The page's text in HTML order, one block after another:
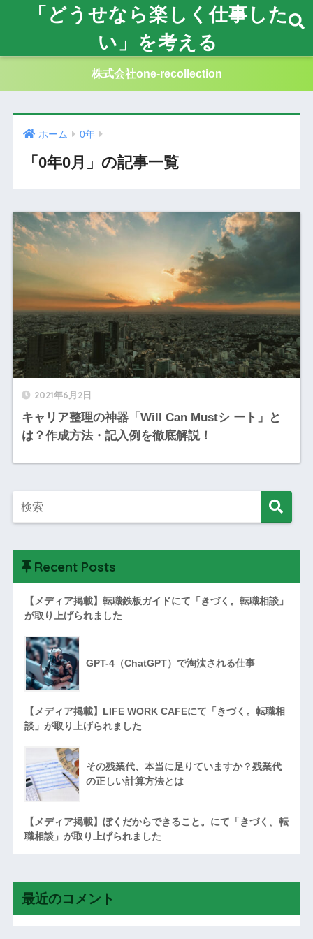
「どうせなら楽しく仕事した
い」を考える
株式会社one-recollection
ホーム 0年
「0年0月」の記事一覧
2021年6月2日
キャリア整理の神器「Will Can Mustシ ート」と
は？作成方法・記入例を徹底解説！
Recent Posts
【メディア掲載】転職鉄板ガイドにて「きづく。転職相談」
が取り上げられました
GPT-4（ChatGPT）で淘汰される仕事
【メディア掲載】LIFE WORK CAFEにて「きづく。転職相
談」が取り上げられました
その残業代、本当に足りていますか？残業代
の正しい計算方法とは
【メディア掲載】ぼくだからできること。にて「きづく。転
職相談」が取り上げられました
最近のコメント